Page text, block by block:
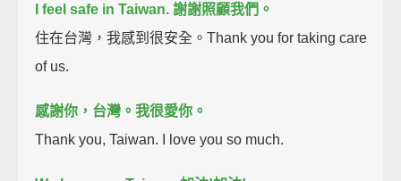
I feel safe in Taiwan. 謝謝照顧我們。
住在台灣，我感到很安全。Thank you for taking care
of us.
感謝你，台灣。我很愛你。
Thank you, Taiwan. I love you so much.